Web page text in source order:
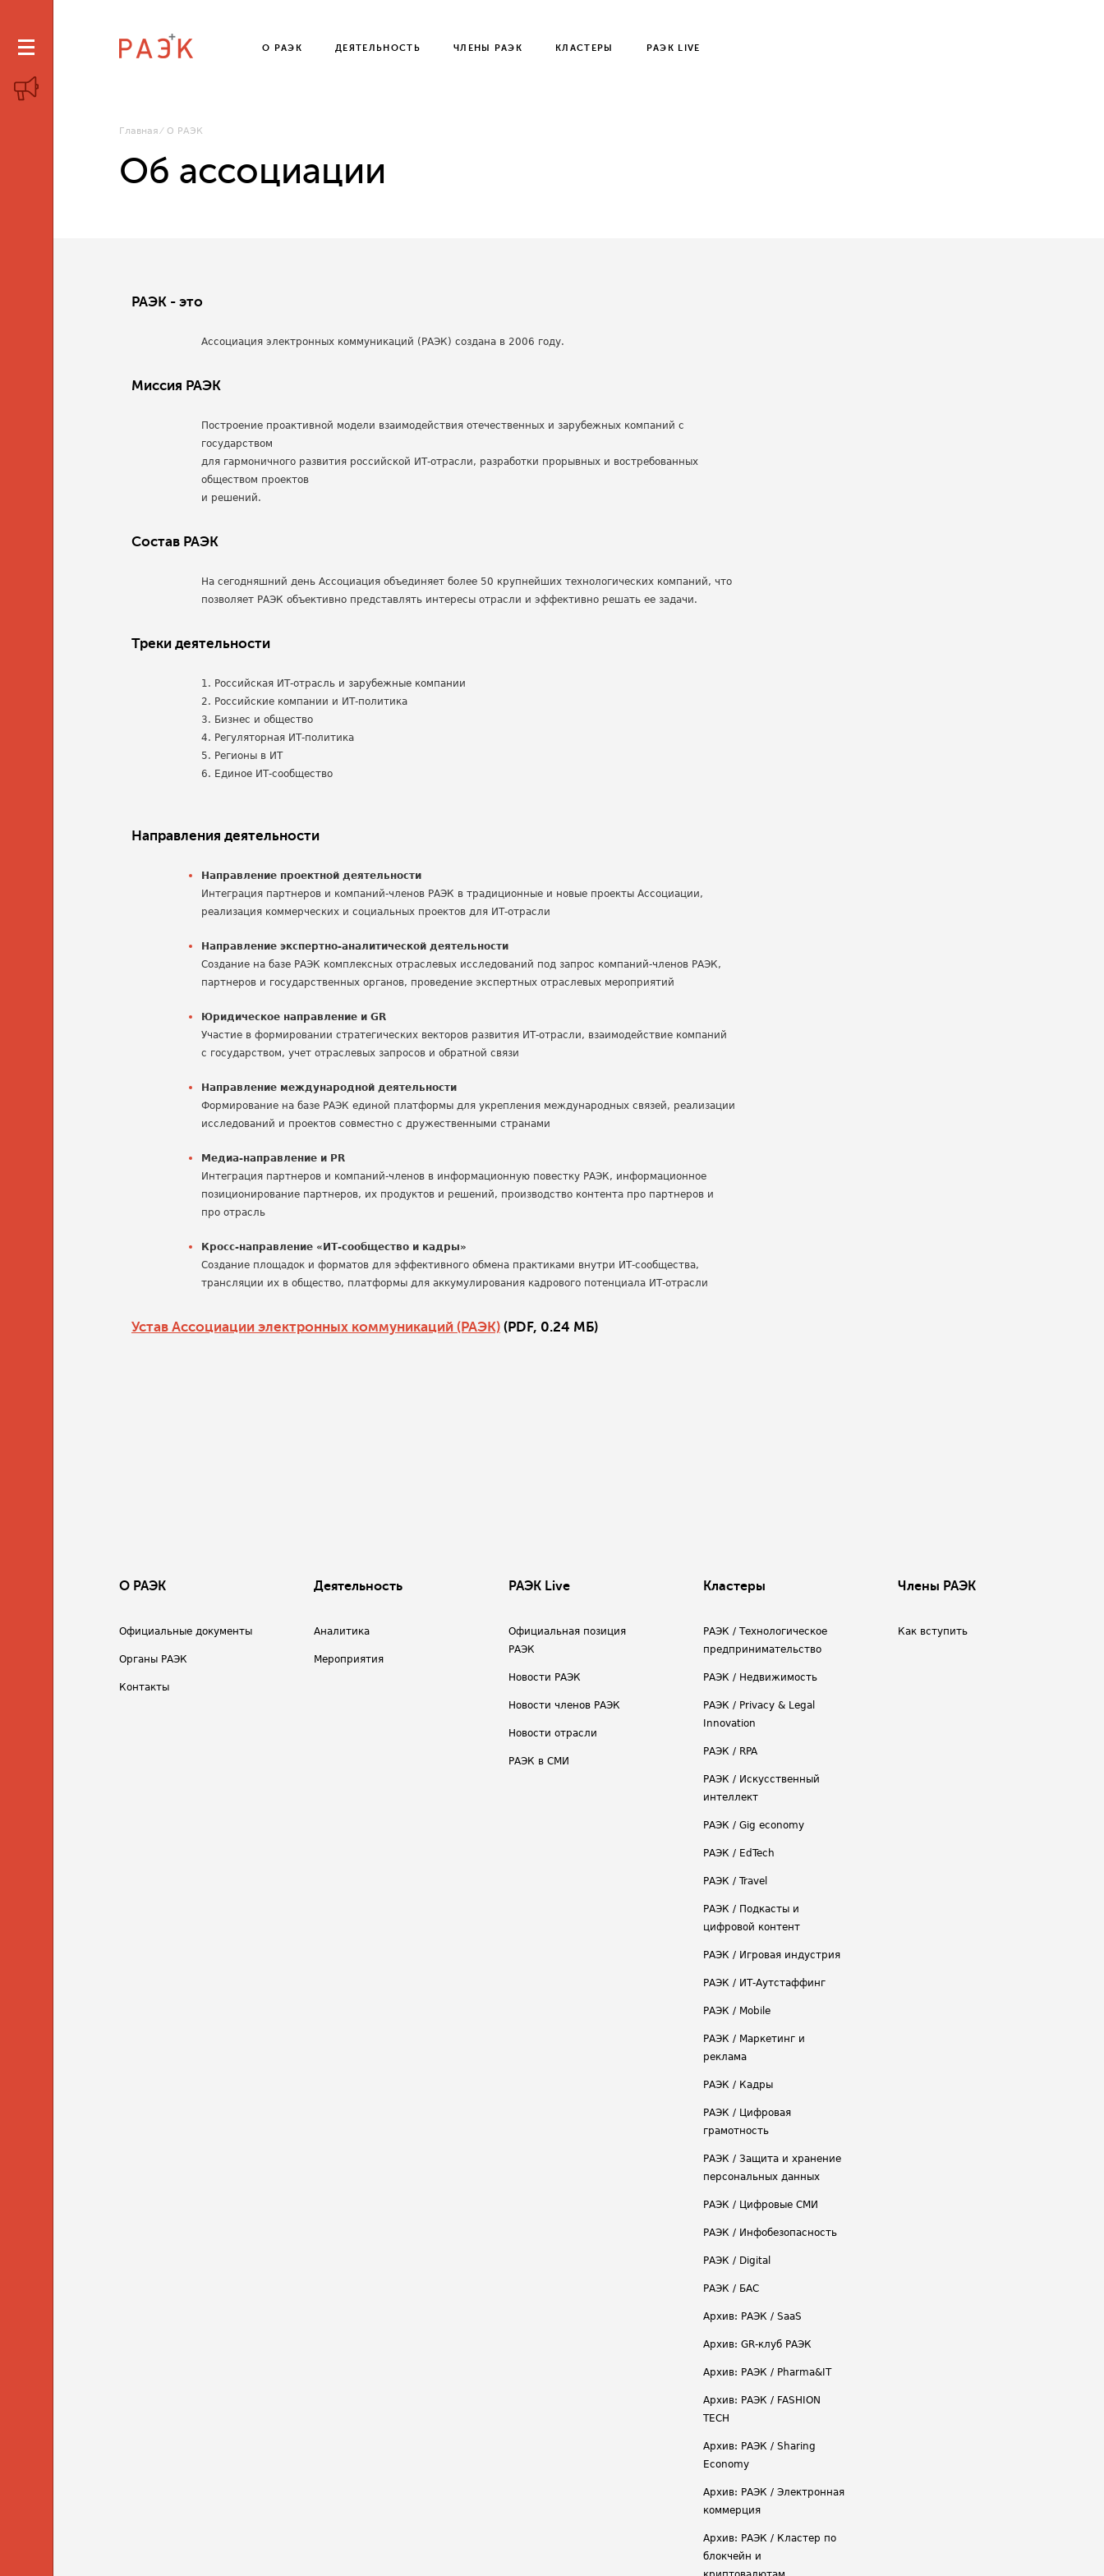
О РАЭК ДЕЯТЕЛЬНОСТЬ ЧЛЕНЫ РАЭК КЛАСТЕРЫ РАЭК LIVE
Главная О РАЭК
Об ассоциации
РАЭК - это
Ассоциация электронных коммуникаций (РАЭК) создана в 2006 году.
Миссия РАЭК
Построение проактивной модели взаимодействия отечественных и зарубежных компаний с
государством
для гармоничного развития российской ИТ-отрасли, разработки прорывных и востребованных
обществом проектов
и решений.
Состав РАЭК
На сегодняшний день Ассоциация объединяет более 50 крупнейших технологических компаний, что
позволяет РАЭК объективно представлять интересы отрасли и эффективно решать ее задачи.
Треки деятельности
1. Российская ИТ-отрасль и зарубежные компании
2. Российские компании и ИТ-политика
3. Бизнес и общество
4. Регуляторная ИТ-политика
5. Регионы в ИТ
6. Единое ИТ-сообщество
Направления деятельности
Направление проектной деятельности
Интеграция партнеров и компаний-членов РАЭК в традиционные и новые проекты Ассоциации,
реализация коммерческих и социальных проектов для ИТ-отрасли
Направление экспертно-аналитической деятельности
Создание на базе РАЭК комплексных отраслевых исследований под запрос компаний-членов РАЭК,
партнеров и государственных органов, проведение экспертных отраслевых мероприятий
Юридическое направление и GR
Участие в формировании стратегических векторов развития ИТ-отрасли, взаимодействие компаний
с государством, учет отраслевых запросов и обратной связи
Направление международной деятельности
Формирование на базе РАЭК единой платформы для укрепления международных связей, реализации
исследований и проектов совместно с дружественными странами
Медиа-направление и PR
Интеграция партнеров и компаний-членов в информационную повестку РАЭК, информационное
позиционирование партнеров, их продуктов и решений, производство контента про партнеров и
про отрасль
Кросс-направление «ИТ-сообщество и кадры»
Создание площадок и форматов для эффективного обмена практиками внутри ИТ-сообщества,
трансляции их в общество, платформы для аккумулирования кадрового потенциала ИТ-отрасли
Устав Ассоциации электронных коммуникаций (РАЭК)(PDF, 0.24 МБ)
О РАЭК
Официальные документы
Органы РАЭК
Контакты
Деятельность
Аналитика
Мероприятия
РАЭК Live
Официальная позиция
РАЭК
Новости РАЭК
Новости членов РАЭК
Новости отрасли
РАЭК в СМИ
Кластеры
РАЭК / Технологическое
предпринимательство
РАЭК / Недвижимость
РАЭК / Privacy & Legal
Innovation
РАЭК / RPA
РАЭК / Искусственный
интеллект
РАЭК / Gig economy
РАЭК / EdTech
РАЭК / Travel
РАЭК / Подкасты и
цифровой контент
РАЭК / Игровая индустрия
РАЭК / ИТ-Аутстаффинг
РАЭК / Mobile
РАЭК / Маркетинг и
реклама
РАЭК / Кадры
РАЭК / Цифровая
грамотность
РАЭК / Защита и хранение
персональных данных
РАЭК / Цифровые СМИ
РАЭК / Инфобезопасность
РАЭК / Digital
РАЭК / БАС
Архив: РАЭК / SaaS
Архив: GR-клуб РАЭК
Архив: РАЭК / Pharma&IT
Архив: РАЭК / FASHION
TECH
Архив: РАЭК / Sharing
Economy
Архив: РАЭК / Электронная
коммерция
Архив: РАЭК / Кластер по
блокчейн и
Члены РАЭК
Как вступить